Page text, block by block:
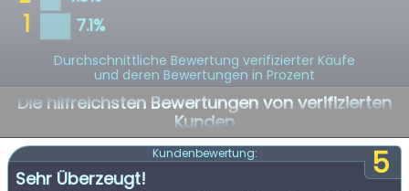
Durchschnittliche Bewertung verifizierter Käufe
und deren Bewertungen in Prozent
Die hilfreichsten Bewertungen von verifizierten
Kunden
5
Kundenbewertung:
Sehr Überzeugt!